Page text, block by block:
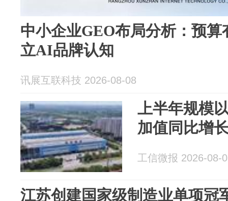
中小企业GEO布局分析：预
立AI品牌认知
讯展互联科技 2026-08-08
上半年规模
加值同比增
工信微报 2026-08-
江苏创建国家级制造业单项冠